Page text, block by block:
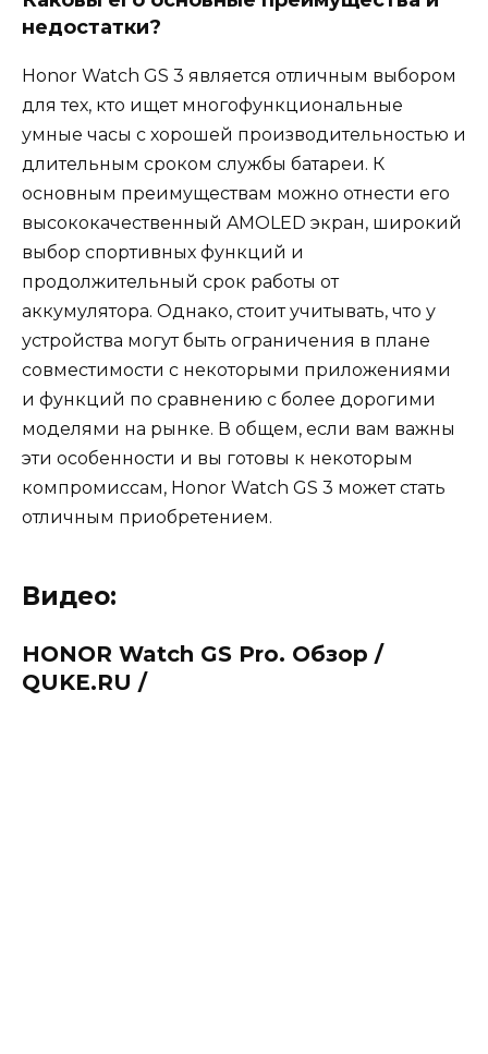
недостатки?
Honor Watch GS 3 является отличным выбором
для тех, кто ищет многофункциональные
умные часы с хорошей производительностью и
длительным сроком службы батареи. К
основным преимуществам можно отнести его
высококачественный AMOLED экран, широкий
выбор спортивных функций и
продолжительный срок работы от
аккумулятора. Однако, стоит учитывать, что у
устройства могут быть ограничения в плане
совместимости с некоторыми приложениями
и функций по сравнению с более дорогими
моделями на рынке. В общем, если вам важны
эти особенности и вы готовы к некоторым
компромиссам, Honor Watch GS 3 может стать
отличным приобретением.
Видео:
HONOR Watch GS Pro. Обзор /
QUKE.RU /